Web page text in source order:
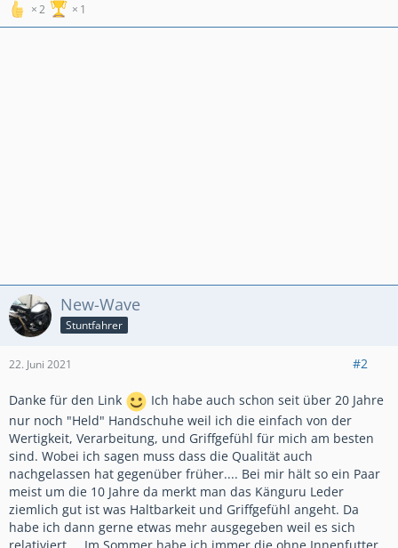
2 1
New-Wave
Stuntfahrer
22. Juni 2021 #2
Danke für den Link
Ich habe auch schon seit über 20 Jahre
nur noch "Held" Handschuhe weil ich die einfach von der
Wertigkeit, Verarbeitung, und Griffgefühl für mich am besten
sind. Wobei ich sagen muss dass die Qualität auch
nachgelassen hat gegenüber früher.... Bei mir hält so ein Paar
meist um die 10 Jahre da merkt man das Känguru Leder
ziemlich gut ist was Haltbarkeit und Griffgefühl angeht. Da
habe ich dann gerne etwas mehr ausgegeben weil es sich